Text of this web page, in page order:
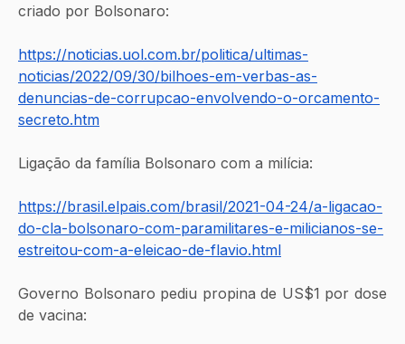
criado por Bolsonaro:
https://noticias.uol.com.br/politica/ultimas-
noticias/2022/09/30/bilhoes-em-verbas-as-
denuncias-de-corrupcao-envolvendo-o-orcamento-
secreto.htm
Ligação da família Bolsonaro com a milícia:
https://brasil.elpais.com/brasil/2021-04-24/a-ligacao-
do-cla-bolsonaro-com-paramilitares-e-milicianos-se-
estreitou-com-a-eleicao-de-flavio.html
Governo Bolsonaro pediu propina de US$1 por dose
de vacina: